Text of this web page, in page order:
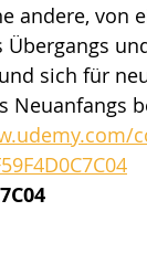
andere, von
sich für
Neuanfangs